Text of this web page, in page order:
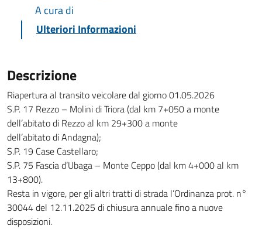
A cura di
Ulteriori Informazioni
Descrizione
Riapertura al transito veicolare dal giorno 01.05.2026
S.P. 17 Rezzo – Molini di Triora (dal km 7+050 a monte
dell’abitato di Rezzo al km 29+300 a monte
dell’abitato di Andagna);
S.P. 19 Case Castellaro;
S.P. 75 Fascia d’Ubaga – Monte Ceppo (dal km 4+000 al km
13+800).
Resta in vigore, per gli altri tratti di strada l’Ordinanza prot. n°
30044 del 12.11.2025 di chiusura annuale fino a nuove
disposizioni.